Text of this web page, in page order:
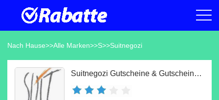
Nach Hause>>Alle Marken>>S>>Suitnegozi
Suitnegozi Gutscheine & Gutscheincodes Aug 2026